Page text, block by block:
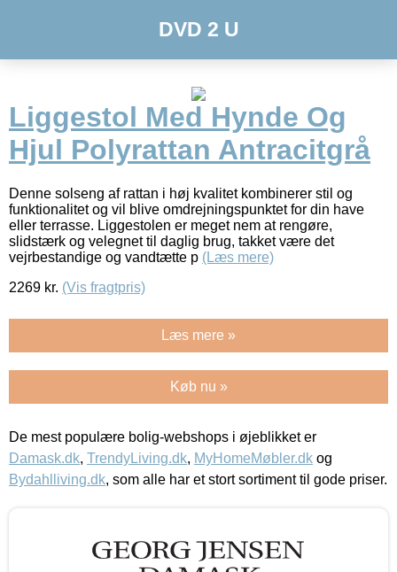
DVD 2 U
Liggestol Med Hynde Og
Hjul Polyrattan Antracitgrå
Denne solseng af rattan i høj kvalitet kombinerer stil og
funktionalitet og vil blive omdrejningspunktet for din have
eller terrasse. Liggestolen er meget nem at rengøre,
slidstærk og velegnet til daglig brug, takket være det
vejrbestandige og vandtætte p (Læs mere)
2269 kr. (Vis fragtpris)
Læs mere »
Køb nu »
De mest populære bolig-webshops i øjeblikket er
Damask.dk, TrendyLiving.dk, MyHomeMøbler.dk og
Bydahlliving.dk, som alle har et stort sortiment til gode priser.